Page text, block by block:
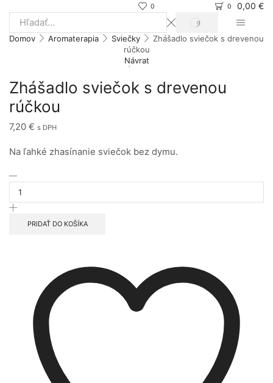
0 0 0,00 €
Search
input
SEARCH
Domov Aromaterapia Sviečky
Zhášadlo sviečok s drevenou
rúčkou
Návrat
Zhášadlo sviečok s drevenou
rúčkou
7,20 € s DPH
Na ľahké zhasínanie sviečok bez dymu.
množstvo
sviečok
s
drevenou
PRIDAŤ DO KOŠÍKA